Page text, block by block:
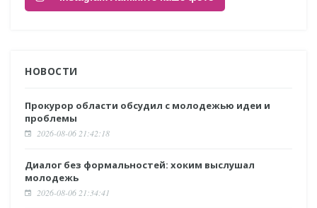
НОВОСТИ
Прокурор области обсудил с молодежью идеи и
проблемы
2026-08-06 21:42:18
Диалог без формальностей: хоким выслушал
молодежь
2026-08-06 21:34:41